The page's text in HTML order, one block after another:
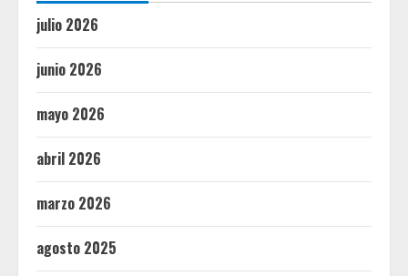
julio 2026
junio 2026
mayo 2026
abril 2026
marzo 2026
agosto 2025